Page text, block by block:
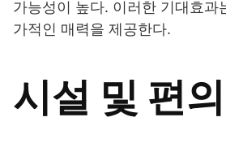
가능성이 높다. 이러한 기대효과
가적인 매력을 제공한다.
시설 및 편